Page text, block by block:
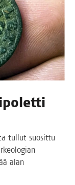
tul­lut suo­sit­tu
alan